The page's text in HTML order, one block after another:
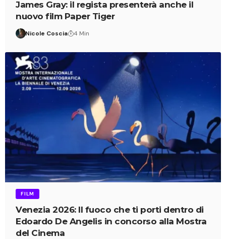
James Gray: il regista presenterà anche il
nuovo film Paper Tiger
Nicole Coscia 4 Min
FILM
Venezia 2026: Il fuoco che ti porti dentro di
Edoardo De Angelis in concorso alla Mostra
del Cinema